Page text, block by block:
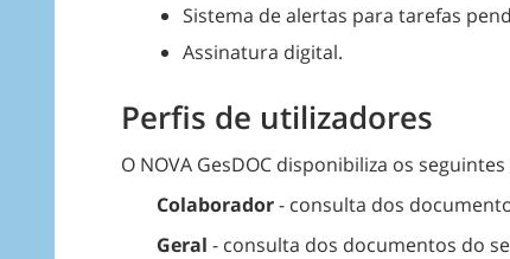
Sistema de alertas para tarefas
Assinatura digital.
Perfis de utilizadores
O NOVA GesDOC disponibiliza os
Colaborador- consulta dos
Geral - consulta dos documentos do